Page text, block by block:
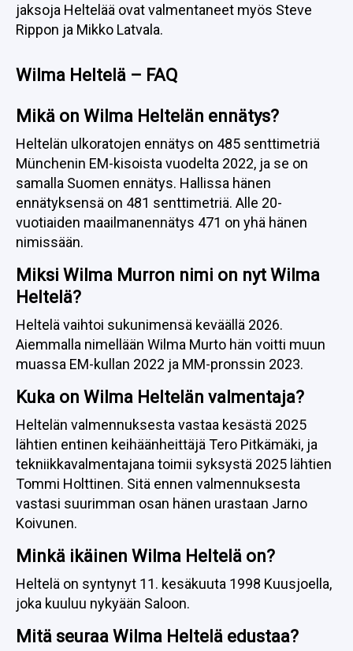
jaksoja Heltelää ovat valmentaneet myös Steve
Rippon ja Mikko Latvala.
Wilma Heltelä – FAQ
Mikä on Wilma Heltelän ennätys?
Heltelän ulkoratojen ennätys on 485 senttimetriä
Münchenin EM-kisoista vuodelta 2022, ja se on
samalla Suomen ennätys. Hallissa hänen
ennätyksensä on 481 senttimetriä. Alle 20-
vuotiaiden maailmanennätys 471 on yhä hänen
nimissään.
Miksi Wilma Murron nimi on nyt Wilma
Heltelä?
Heltelä vaihtoi sukunimensä keväällä 2026.
Aiemmalla nimellään Wilma Murto hän voitti muun
muassa EM-kullan 2022 ja MM-pronssin 2023.
Kuka on Wilma Heltelän valmentaja?
Heltelän valmennuksesta vastaa kesästä 2025
lähtien entinen keihäänheittäjä Tero Pitkämäki, ja
tekniikkavalmentajana toimii syksystä 2025 lähtien
Tommi Holttinen. Sitä ennen valmennuksesta
vastasi suurimman osan hänen urastaan Jarno
Koivunen.
Minkä ikäinen Wilma Heltelä on?
Heltelä on syntynyt 11. kesäkuuta 1998 Kuusjoella,
joka kuuluu nykyään Saloon.
Mitä seuraa Wilma Heltelä edustaa?